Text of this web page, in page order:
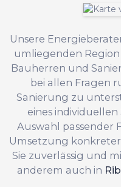
Unsere
umliegenden
Bauherren und
bei allen Fragen
Sanierung zu
eines
Auswahl passender
Umsetzung
Sie zuverlässig und
anderem auch in